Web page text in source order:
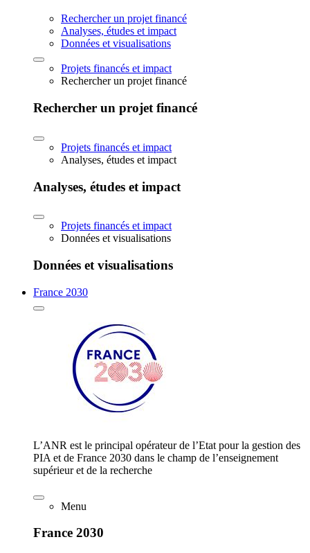
Rechercher un projet financé
Analyses, études et impact
Données et visualisations
Projets financés et impact
Rechercher un projet financé
Rechercher un projet financé
Projets financés et impact
Analyses, études et impact
Analyses, études et impact
Projets financés et impact
Données et visualisations
Données et visualisations
France 2030
L’ANR est le principal opérateur de l’Etat pour la gestion des
PIA et de France 2030 dans le champ de l’enseignement
supérieur et de la recherche
Menu
France 2030